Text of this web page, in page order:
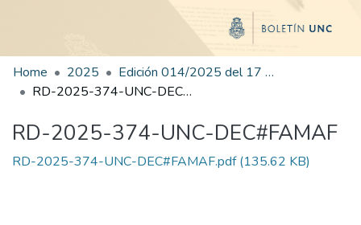
Home 2025
Edición 014/2025 del 17 de julio de 2025
RD-2025-374-UNC-DEC#FAMAF
RD-2025-374-UNC-DEC#FAMAF
RD-2025-374-UNC-DEC#FAMAF.pdf(135.62 KB)